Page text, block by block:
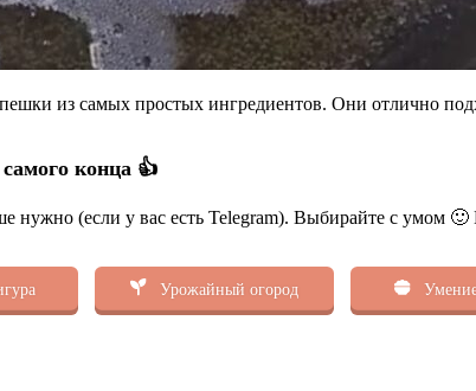
из самых простых ингредиентов. Они отлично
конца 👍
нужно (если у вас есть Telegram). Выбирайте с умом
Урожайный огород